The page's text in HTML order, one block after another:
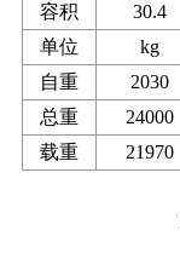
容积
30.4
单位
kg
自重
2030
总重
24000
载重
21970